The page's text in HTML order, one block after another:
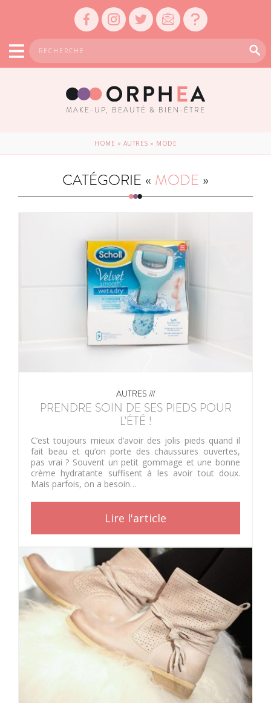
MAKE-UP, BEAUTÉ & BIEN-ÊTRE
HOME » AUTRES » MODE
CATÉGORIE « MODE »
AUTRES ///
PRENDRE SOIN DE SES PIEDS POUR
L’ÉTÉ !
C’est toujours mieux d’avoir des jolis pieds quand il
fait beau et qu’on porte des chaussures ouvertes,
pas vrai ? Souvent un petit gommage et une bonne
crème hydratante suffisent à les avoir tout doux.
Mais parfois, on a besoin…
Lire l'article